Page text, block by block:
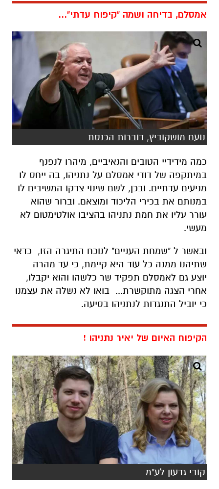
אמסלם, בדיחה ושמה "קיפוח עדתי"...
נועם מושקוביץ, דוברות הכנסת
כמה מידידיי הטובים והנאיביים, מיהרו לנפנף
במיתקפה של דודי אמסלם על נתניהו, בה ייחס לו
מניעים עדתיים. ובכן, לשם שינוי צדקו המשיבים לו
במנותם את בכירי הליכוד ומוצאם. וברור שהוא
עורר עליו את חמת נתניהו בהציבו אולטימטום לא
מעשי.
ובאשר ל "שמחת העניים" לנוכח התיגרה הזו, כדאי
שתיהנו ממנה כל עוד היא קיימת, כי עד מהרה
יוצע גם לאמסלם תפקיד שר כלשהו והוא יקבלו,
אחרי הצגה מתוקשרת... בואו לא נשלה את עצמנו
כי יוביל התנגדות לנתניהו בסיעה.
הקיפוח האיום של יאיר נתניהו !
קובי גדעון לע"מ